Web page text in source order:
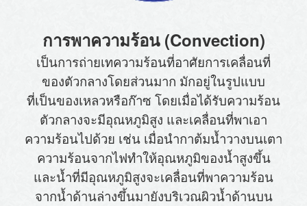
การพาความร้อน (Convection)
เป็นการถ่ายเทความร้อนที่อาศัยการเคลื่อนที่
ของตัวกลางโดยส่วนมาก มักอยู่ในรูปแบบ
ที่เป็นของเหลวหรือก๊าซ โดยเมื่อได้รับความร้อน
ตัวกลางจะมีอุณหภูมิสูง และเคลื่อนที่พาเอา
ความร้อนไปด้วย เช่น เมื่อนำกาต้มน้ำวางบนเตา
ความร้อนจากไฟทำให้อุณหภูมิของน้ำสูงขึ้น
และน้ำที่มีอุณหภูมิสูงจะเคลื่อนที่พาความร้อน
จากน้ำด้านล่างขึ้นมายังบริเวณผิวน้ำด้านบน